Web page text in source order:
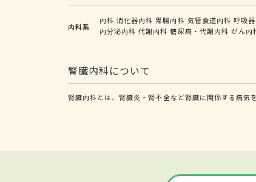
内科系
内科 消化器内科 胃腸内科 気管食道内科 呼吸
内分泌内科 代謝内科 糖尿病・代謝内科 がん内
腎臓内科について
腎臓内科とは、腎臓炎・腎不全など腎臓に関係する病気